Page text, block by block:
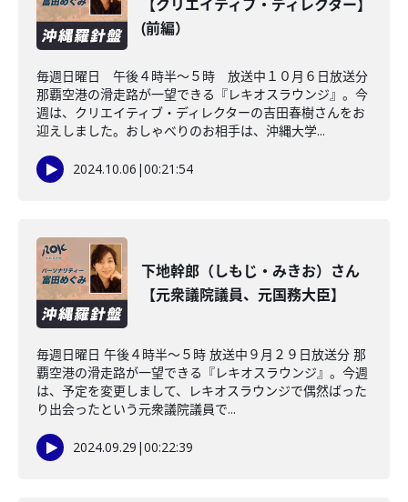
【クリエイティブ・ディレクター】
(前編）
毎週日曜日 午後４時半～５時 放送中１０月６日放送分
那覇空港の滑走路が一望できる『レキオスラウンジ』。今
週は、クリエイティブ・ディレクターの吉田春樹さんをお
迎えしました。おしゃべりのお相手は、沖縄大学...
2024.10.06 |00:21:54
下地幹郎（しもじ・みきお）さん
【元衆議院議員、元国務大臣】
毎週日曜日 午後４時半～５時 放送中９月２９日放送分 那
覇空港の滑走路が一望できる『レキオスラウンジ』。今週
は、予定を変更しまして、レキオスラウンジで偶然ばった
り出会ったという元衆議院議員で...
2024.09.29 |00:22:39